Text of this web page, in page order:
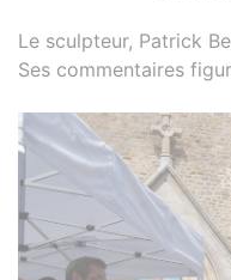
Le sculpteur, Patrick
Ses commentaires